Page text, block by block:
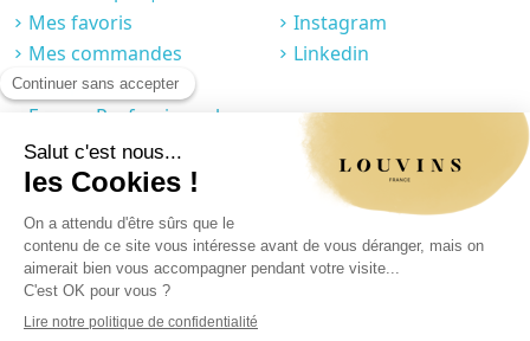
Mes favoris
Mes commandes
Compte fidélité
Espace Professionnel
Instagram
Linkedin
J'accepte que Louvins collecte mes informations à travers ce formulaire.
Vous pouvez en savoir plus sur notre page politique de confidentialité /
rubrique formulaire de contact.